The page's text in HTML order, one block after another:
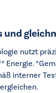
und
nutzt
Energie.
interner